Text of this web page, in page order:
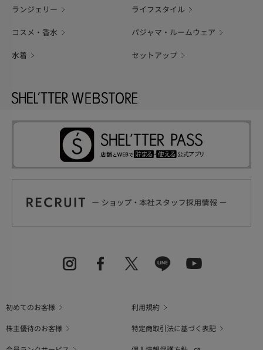
ランジェリー ライフスタイル
コスメ・香水 パジャマ・ルームウェア
水着 セットアップ
初めてのお客様
利用規約
株主優待のお客様
特定商取引法に基づく表記